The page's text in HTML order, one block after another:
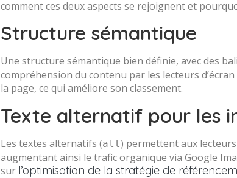
comment ces deux aspects se rejoignent et
Structure sémantique
Une structure sémantique bien définie, avec des
compréhension du contenu par les lecteurs
la page, ce qui améliore son classement.
Texte alternatif pour les
Les textes alternatifs (alt) permettent aux
augmentant ainsi le trafic organique via Google
sur l’optimisation de la stratégie de